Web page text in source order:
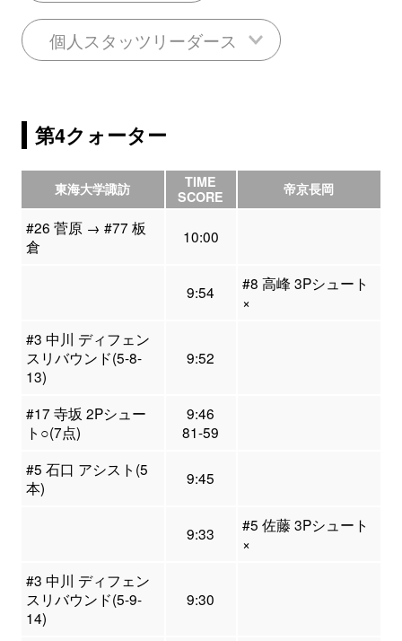
個人スタッツリーダース
第4クォーター
東海大学諏訪
TIME
SCORE
帝京長岡
#26 菅原 → #77 板
倉
10:00
9:54
#8 高峰 3Pシュート
×
#3 中川 ディフェン
スリバウンド(5-8-
13)
9:52
#17 寺坂 2Pシュー
ト○(7点)
9:46
81-59
#5 石口 アシスト(5
本)
9:45
9:33
#5 佐藤 3Pシュート
×
#3 中川 ディフェン
スリバウンド(5-9-
14)
9:30